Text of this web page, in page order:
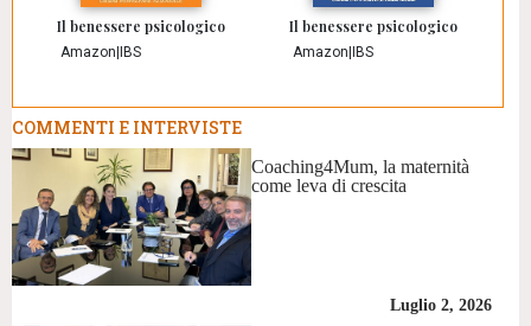
Il benessere psicologico
Amazon IBS
Il benessere psicologico
Amazon IBS
COMMENTI E INTERVISTE
Coaching4Mum, la maternità
come leva di crescita
Luglio 2, 2026